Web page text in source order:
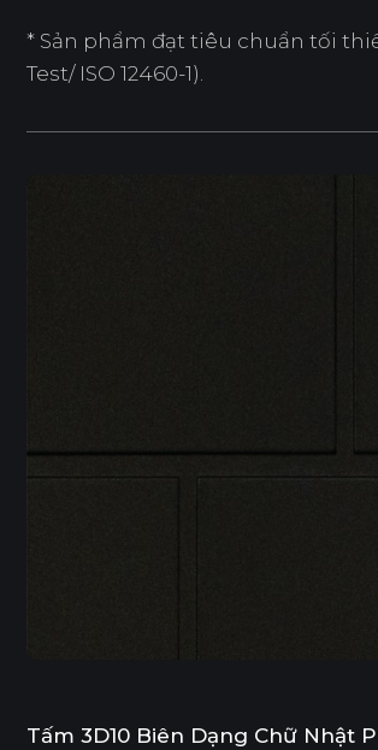
* Sản phẩm đạt tiêu chuẩn tối
Test/ ISO 12460-1).
Tấm 3D10 Biên Dạng Chữ Nhật